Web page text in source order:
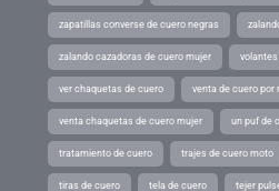
zapatillas converse de cuero negras
zalando cazadoras de cuero mujer
ver chaquetas de cuero venta de cuero por
venta chaquetas de cuero mujer un puf de
tratamiento de cuero trajes de cuero moto
tiras de cuero tela de cuero tejer